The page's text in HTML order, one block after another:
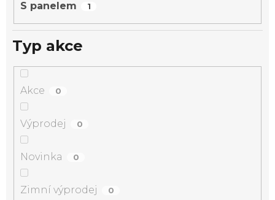
S panelem 1
Typ akce
Akce 0
Výprodej 0
Novinka 0
Zimní výprodej 0